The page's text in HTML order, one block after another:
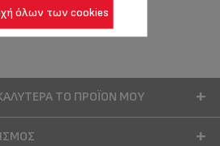
ΤΟ ΠΡΟΪΌΝ ΜΟΥ
όλων των cookies